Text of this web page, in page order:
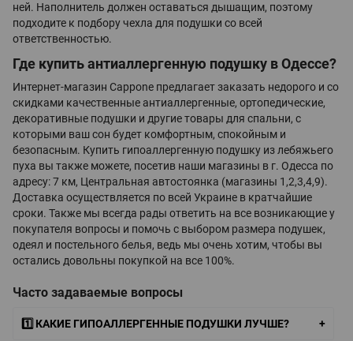
ней. Наполнитель должен оставаться дышащим, поэтому
подходите к подбору чехла для подушки со всей
ответственностью.
Где купить антиаллергенную подушку в Одессе?
Интернет-магазин Cappone предлагает заказать недорого и со
скидками качественные антиаллергенные, ортопедические,
декоративные подушки и другие товары для спальни, с
которыми ваш сон будет комфортным, спокойным и
безопасным. Купить гипоаллергенную подушку из лебяжьего
пуха вы также можете, посетив наши магазины в г. Одесса по
адресу: 7 км, Центральная автостоянка (магазины 1,2,3,4,9).
Доставка осуществляется по всей Украине в кратчайшие
сроки. Также мы всегда рады ответить на все возникающие у
покупателя вопросы и помочь с выбором размера подушек,
одеял и постельного белья, ведь мы очень хотим, чтобы вы
остались довольны покупкой на все 100%.
Часто задаваемые вопросы
1️⃣ КАКИЕ ГИПОАЛЛЕРГЕННЫЕ ПОДУШКИ ЛУЧШЕ?